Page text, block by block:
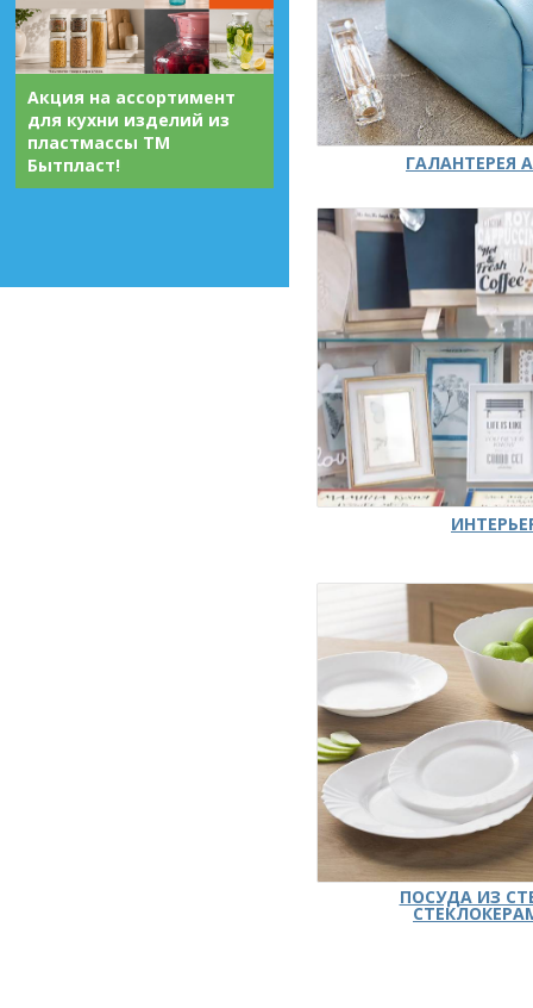
Акция на ассортимент
для кухни изделий из
пластмассы ТМ
Бытпласт!
ГАЛАНТЕРЕЯ
ПОСУДА ИЗ